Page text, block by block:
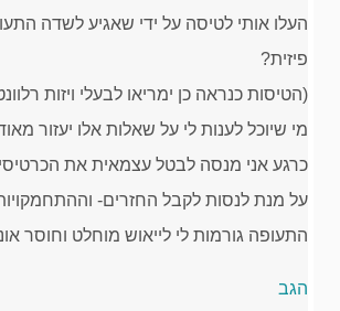
העלו אותי לטיסה על ידי שאגיע לשדה
פיזית?
(הטיסות כנראה כן ימריאו לבעלי ויזות
מי שיוכל לענות לי על שאלות אלו יעזור
כרגע אני מנסה לבטל עצמאית את
על מנת לנסות לקבל החזרים-
התעופה גורמות לי לייאוש מוחלט וחוסר
הגב